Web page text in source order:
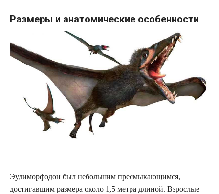
Размеры и анатомические особенности
Эудиморфодон был небольшим пресмыкающимся,
достигавшим размера около 1,5 метра длиной. Взрослые